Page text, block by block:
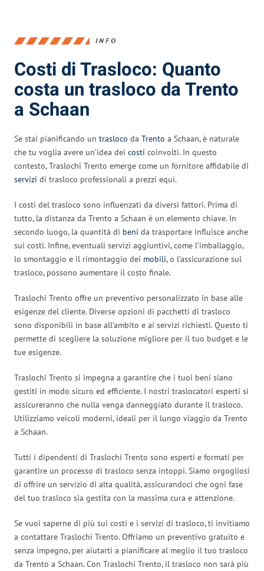
INFO
Costi di Trasloco: Quanto
costa un trasloco da Trento
a Schaan
Se stai pianificando un trasloco da Trento a Schaan, è naturale
che tu voglia avere un’idea dei costi coinvolti. In questo
contesto, Traslochi Trento emerge come un fornitore affidabile di
servizi di trasloco professionali a prezzi equi.
I costi del trasloco sono influenzati da diversi fattori. Prima di
tutto, la distanza da Trento a Schaan è un elemento chiave. In
secondo luogo, la quantità di beni da trasportare influisce anche
sui costi. Infine, eventuali servizi aggiuntivi, come l’imballaggio,
lo smontaggio e il rimontaggio dei mobili, o l’assicurazione sul
trasloco, possono aumentare il costo finale.
Traslochi Trento offre un preventivo personalizzato in base alle
esigenze del cliente. Diverse opzioni di pacchetti di trasloco
sono disponibili in base all’ambito e ai servizi richiesti. Questo ti
permette di scegliere la soluzione migliore per il tuo budget e le
tue esigenze.
Traslochi Trento si impegna a garantire che i tuoi beni siano
gestiti in modo sicuro ed efficiente. I nostri traslocatori esperti si
assicureranno che nulla venga danneggiato durante il trasloco.
Utilizziamo veicoli moderni, ideali per il lungo viaggio da Trento
a Schaan.
Tutti i dipendenti di Traslochi Trento sono esperti e formati per
garantire un processo di trasloco senza intoppi. Siamo orgogliosi
di offrire un servizio di alta qualità, assicurandoci che ogni fase
del tuo trasloco sia gestita con la massima cura e attenzione.
Se vuoi saperne di più sui costi e i servizi di trasloco, ti invitiamo
a contattare Traslochi Trento. Offriamo un preventivo gratuito e
senza impegno, per aiutarti a pianificare al meglio il tuo trasloco
da Trento a Schaan. Con Traslochi Trento, il trasloco non sarà più